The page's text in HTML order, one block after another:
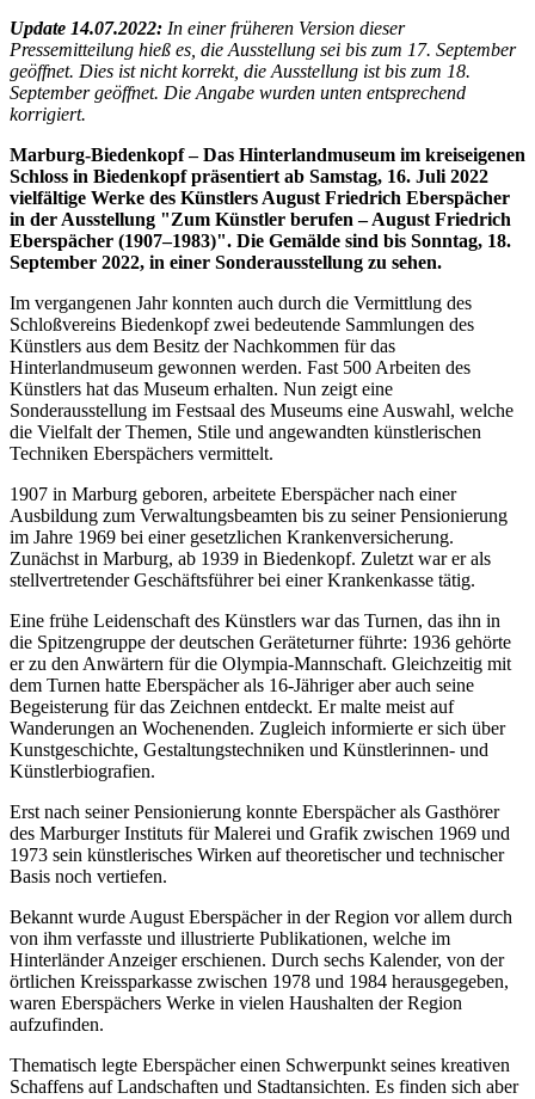
Update 14.07.2022: In einer früheren Version dieser
Pressemitteilung hieß es, die Ausstellung sei bis zum 17. September
geöffnet. Dies ist nicht korrekt, die Ausstellung ist bis zum 18.
September geöffnet. Die Angabe wurden unten entsprechend
korrigiert.
Marburg-Biedenkopf – Das Hinterlandmuseum im kreiseigenen
Schloss in Biedenkopf präsentiert ab Samstag, 16. Juli 2022
vielfältige Werke des Künstlers August Friedrich Eberspächer
in der Ausstellung "Zum Künstler berufen – August Friedrich
Eberspächer (1907–1983)". Die Gemälde sind bis Sonntag, 18.
September 2022, in einer Sonderausstellung zu sehen.
Im vergangenen Jahr konnten auch durch die Vermittlung des
Schloßvereins Biedenkopf zwei bedeutende Sammlungen des
Künstlers aus dem Besitz der Nachkommen für das
Hinterlandmuseum gewonnen werden. Fast 500 Arbeiten des
Künstlers hat das Museum erhalten. Nun zeigt eine
Sonderausstellung im Festsaal des Museums eine Auswahl, welche
die Vielfalt der Themen, Stile und angewandten künstlerischen
Techniken Eberspächers vermittelt.
1907 in Marburg geboren, arbeitete Eberspächer nach einer
Ausbildung zum Verwaltungsbeamten bis zu seiner Pensionierung
im Jahre 1969 bei einer gesetzlichen Krankenversicherung.
Zunächst in Marburg, ab 1939 in Biedenkopf. Zuletzt war er als
stellvertretender Geschäftsführer bei einer Krankenkasse tätig.
Eine frühe Leidenschaft des Künstlers war das Turnen, das ihn in
die Spitzengruppe der deutschen Geräteturner führte: 1936 gehörte
er zu den Anwärtern für die Olympia-Mannschaft. Gleichzeitig mit
dem Turnen hatte Eberspächer als 16-Jähriger aber auch seine
Begeisterung für das Zeichnen entdeckt. Er malte meist auf
Wanderungen an Wochenenden. Zugleich informierte er sich über
Kunstgeschichte, Gestaltungstechniken und Künstlerinnen- und
Künstlerbiografien.
Erst nach seiner Pensionierung konnte Eberspächer als Gasthörer
des Marburger Instituts für Malerei und Grafik zwischen 1969 und
1973 sein künstlerisches Wirken auf theoretischer und technischer
Basis noch vertiefen.
Bekannt wurde August Eberspächer in der Region vor allem durch
von ihm verfasste und illustrierte Publikationen, welche im
Hinterländer Anzeiger erschienen. Durch sechs Kalender, von der
örtlichen Kreissparkasse zwischen 1978 und 1984 herausgegeben,
waren Eberspächers Werke in vielen Haushalten der Region
aufzufinden.
Thematisch legte Eberspächer einen Schwerpunkt seines kreativen
Schaffens auf Landschaften und Stadtansichten. Es finden sich aber